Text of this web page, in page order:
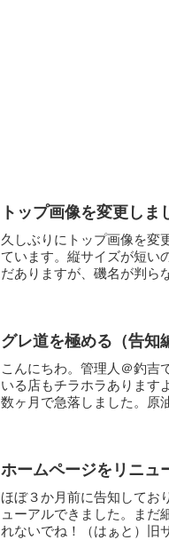
トップ画像を変更しま
久しぶりにトップ画像を変
ています。縦サイズが短い
だありますが、磯名が判ら
グレ道を極める（告知
こんにちわ。管理人＠釣吉
いる店もチラホラあります
数ヶ月で急落しました。原
ホームページをリニュ
ほぼ３か月前に告知してお
ューアルできました。まだ
れないでね！（はぁと）旧